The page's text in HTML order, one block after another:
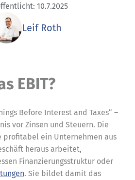
10.7.2025
Leif Roth
EBIT?
Before Interest and Taxes“ –
vor Zinsen und Steuern. Die
profitabel ein Unternehmen aus
heraus arbeitet,
Finanzierungsstruktur oder
. Sie bildet damit das